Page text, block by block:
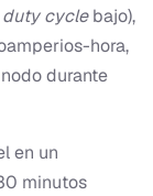
duty cyclebajo),
hora,
durante
en un
minutos